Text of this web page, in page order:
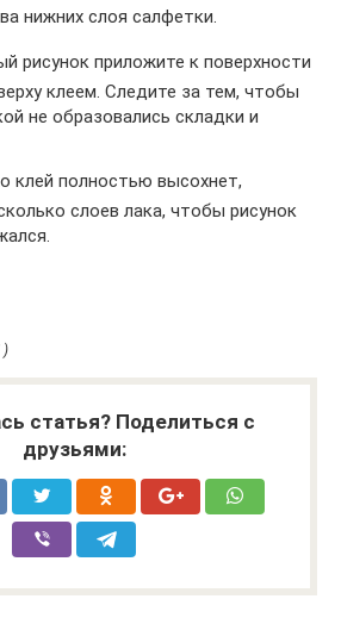
нижних слоя салфетки.
рисунок приложите к поверхности
клеем. Следите за тем, чтобы
не образовались складки и
клей полностью высохнет,
слоев лака, чтобы рисунок
)
статья? Поделиться с
друзьями: